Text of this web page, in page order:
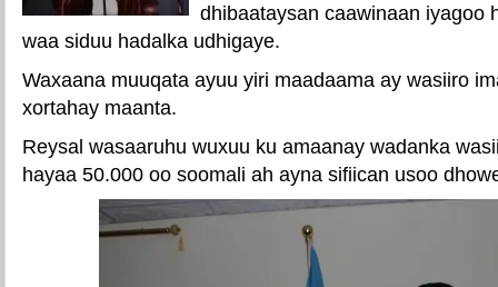
dhibaataysan caawinaan iyagoo
waa siduu hadalka udhigaye.
Waxaana muuqata ayuu yiri maadaama ay wasiiro
xortahay maanta.
Reysal wasaaruhu wuxuu ku amaanay wadanka
hayaa 50.000 oo soomali ah ayna sifiican usoo